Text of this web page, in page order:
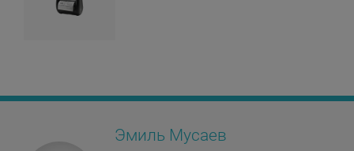
Эмиль Мусаев